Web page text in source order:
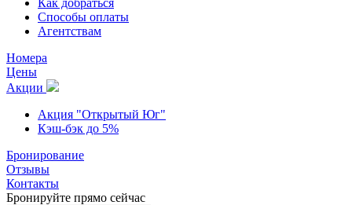
Как добраться
Способы оплаты
Агентствам
Номера
Цены
Акции
Акция "Открытый Юг"
Кэш-бэк до 5%
Бронирование
Отзывы
Контакты
Бронируйте прямо сейчас